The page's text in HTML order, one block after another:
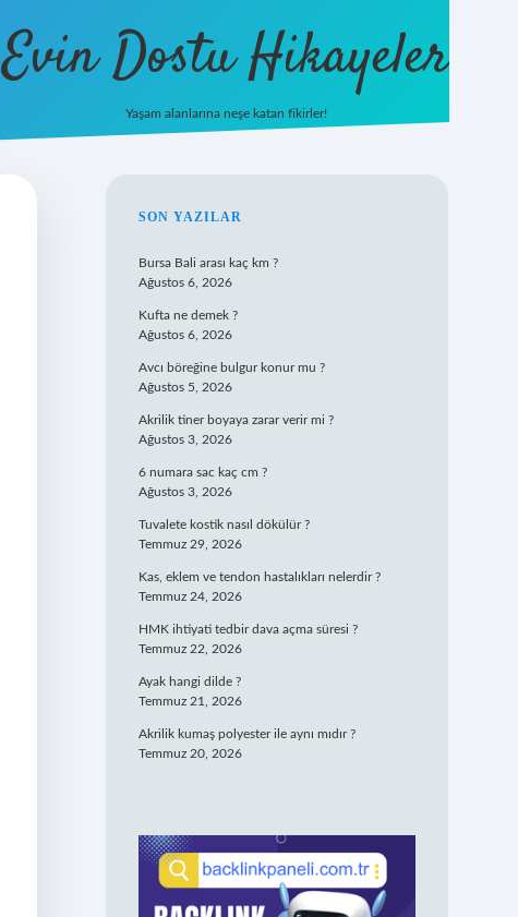
Evin Dostu Hikayeler
Yaşam alanlarına neşe katan fikirler!
SIDEBAR
SON YAZILAR
Bursa Bali arası kaç km ?
Ağustos 6, 2026
Kufta ne demek ?
Ağustos 6, 2026
Avcı böreğine bulgur konur mu ?
Ağustos 5, 2026
Akrilik tiner boyaya zarar verir mi ?
Ağustos 3, 2026
6 numara sac kaç cm ?
Ağustos 3, 2026
Tuvalete kostik nasıl dökülür ?
Temmuz 29, 2026
Kas, eklem ve tendon hastalıkları nelerdir ?
Temmuz 24, 2026
HMK ihtiyati tedbir dava açma süresi ?
Temmuz 22, 2026
Ayak hangi dilde ?
Temmuz 21, 2026
Akrilik kumaş polyester ile aynı mıdır ?
Temmuz 20, 2026